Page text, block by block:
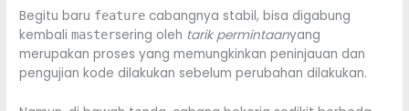
Begitu baru feature cabangnya stabil, bisa digabung
kembalimastersering oleh tarik permintaanyang
merupakan proses yang memungkinkan peninjauan dan
pengujian kode dilakukan sebelum perubahan dilakukan.